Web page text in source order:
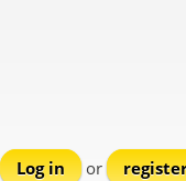
Gklezi
Log in or